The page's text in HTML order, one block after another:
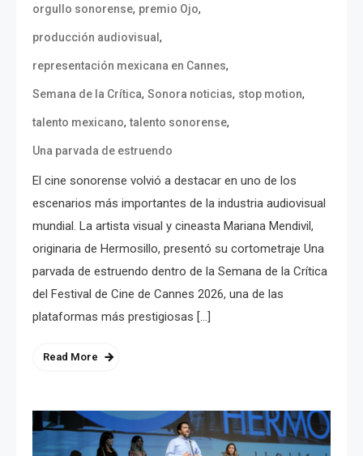
orgullo sonorense, premio Ojo,
producción audiovisual ,
representación mexicana en Cannes,
Semana de la Crítica, Sonora noticias, stop motion,
talento mexicano,talento sonorense,
Una parvada de estruendo
El cine sonorense volvió a destacar en uno de los
escenarios más importantes de la industria audiovisual
mundial. La artista visual y cineasta Mariana Mendivil,
originaria de Hermosillo, presentó su cortometraje Una
parvada de estruendo dentro de la Semana de la Crítica
del Festival de Cine de Cannes 2026, una de las
plataformas más prestigiosas […]
Read More